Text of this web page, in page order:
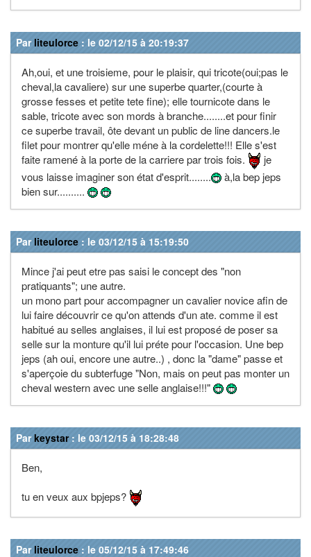
Par liteulorce : le 02/12/15 à 20:19:37
Ah,oui, et une troisieme, pour le plaisir, qui tricote(oui;pas le
cheval,la cavaliere) sur une superbe quarter,(courte à
grosse fesses et petite tete fine); elle tournicote dans le
sable, tricote avec son mords à branche........et pour finir
ce superbe travail, ôte devant un public de line dancers.le
filet pour montrer qu'elle méne à la cordelette!!! Elle s'est
faite ramené à la porte de la carriere par trois fois.
je
vous laisse imaginer son état d'esprit........
à,la bep jeps
bien sur..........
Par liteulorce : le 03/12/15 à 15:19:50
Mince j'ai peut etre pas saisi le concept des "non
pratiquants"; une autre.
un mono part pour accompagner un cavalier novice afin de
lui faire découvrir ce qu'on attends d'un ate. comme il est
habitué au selles anglaises, il lui est proposé de poser sa
selle sur la monture qu'il lui préte pour l'occasion. Une bep
jeps (ah oui, encore une autre..) , donc la "dame" passe et
s'aperçoie du subterfuge "Non, mais on peut pas monter un
cheval western avec une selle anglaise!!!"
Parkeystar: le 03/12/15 à 18:28:48
Ben,
tu en veux aux bpjeps?
Par liteulorce : le 05/12/15 à 17:49:46